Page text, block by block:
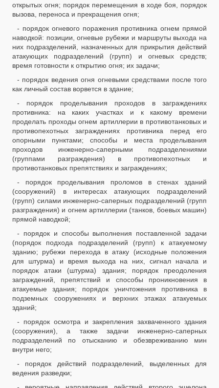
открытых огня; порядок перемещения в ходе боя, порядок
вызова, переноса и прекращения огня;
- порядок огневого поражения противника огнем прямой
наводкой: позиции, огневые рубежи и маршруты выхода на
них подразделений, назначенных для прикрытия действий
атакующих подразделений (групп) и огневых средств;
время готовности к открытию огня; их задачи;
- порядок ведения огня огневыми средствами после того
как личный состав ворвется в здание;
- порядок проделывания проходов в заграждениях
противника: на каких участках и к какому времени
проделать проходы огнем артиллерии в противотанковых и
противопехотных заграждениях противника перед его
опорными пунктами; способы и места проделывания
проходов инженерно-саперными подразделениями
(группами разграждения) в противопехотных и
противотанковых препятствиях и заграждениях;
- порядок проделывания проломов в стенах зданий
(сооружений) в интересах атакующих подразделений
(групп) силами инженерно-саперных подразделений (групп
разграждения) и огнем артиллерии (танков, боевых машин)
прямой наводкой;
- порядок и способы выполнения поставленной задачи
(порядок подхода подразделений (групп) к атакуемому
зданию; рубежи перехода в атаку (исходные положения
для штурма) и время выхода на них, сигнал начала и
порядок атаки (штурма) здания; порядок преодоления
заграждений, препятствий и способы проникновения в
атакуемые здания; порядок уничтожения противника в
подземных сооружениях и верхних этажах атакуемых
зданий;
- порядок осмотра и закрепления захваченного здания
(сооружения), а также задачи инженерно-саперных
подразделений по отысканию и обезвреживанию мин
внутри него;
- порядок действий подразделений, выделенных для
ведения разведки;